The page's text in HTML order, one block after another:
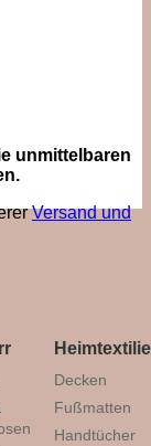
Decken
Fußmatten
Handtücher
unmittelbaren
Versand und